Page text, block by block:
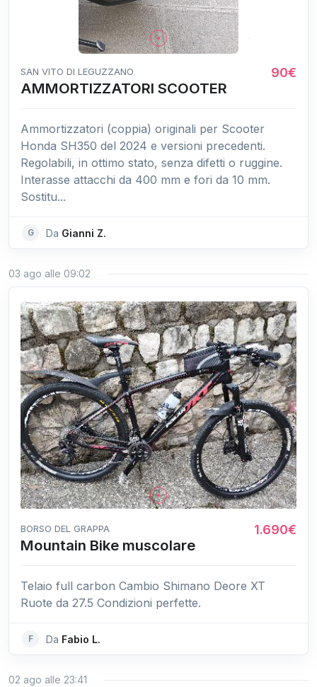
SAN VITO DI LEGUZZANO 90€
AMMORTIZZATORI SCOOTER
Ammortizzatori (coppia) originali per Scooter
Honda SH350 del 2024 e versioni precedenti.
Regolabili, in ottimo stato, senza difetti o ruggine.
Interasse attacchi da 400 mm e fori da 10 mm.
Sostitu...
G Da Gianni Z.
03 ago alle 09:02
BORSO DEL GRAPPA 1.690€
Mountain Bike muscolare
Telaio full carbon Cambio Shimano Deore XT
Ruote da 27.5 Condizioni perfette.
F Da Fabio L.
02 ago alle 23:41